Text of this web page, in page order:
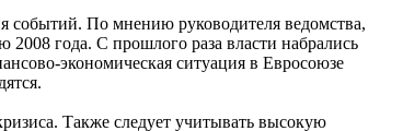
событий. По мнению руководителя ведомства,
года. С прошлого раза власти набрались
экономическая ситуация в Евросоюзе
Также следует учитывать высокую